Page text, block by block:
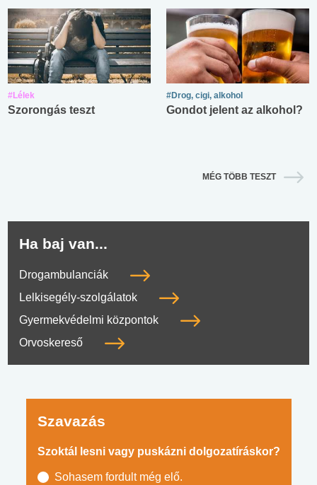
#Lélek
Szorongás teszt
#Drog, cigi, alkohol
Gondot jelent az alkohol?
MÉG TÖBB TESZT
Ha baj van...
Drogambulanciák
Lelkisegély-szolgálatok
Gyermekvédelmi központok
Orvoskereső
Szavazás
Szoktál lesni vagy puskázni dolgozatíráskor?
Sohasem fordult még elő.